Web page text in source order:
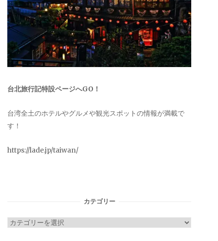
台北旅行記特設ページへGO！
台湾全土のホテルやグルメや観光スポットの情報が満載で
す！
https://lade.jp/taiwan/
カテゴリー
カ